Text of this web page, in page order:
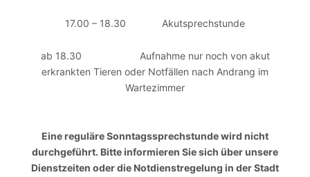
17.00 – 18.30 Akutsprechstunde
ab 18.30 Aufnahme nur noch von akut
erkrankten Tieren oder Notfällen nach Andrang im
Wartezimmer
Eine reguläre Sonntagssprechstunde wird nicht
durchgeführt. Bitte informieren Sie sich über unsere
Dienstzeiten oder die Notdienstregelung in der Stadt